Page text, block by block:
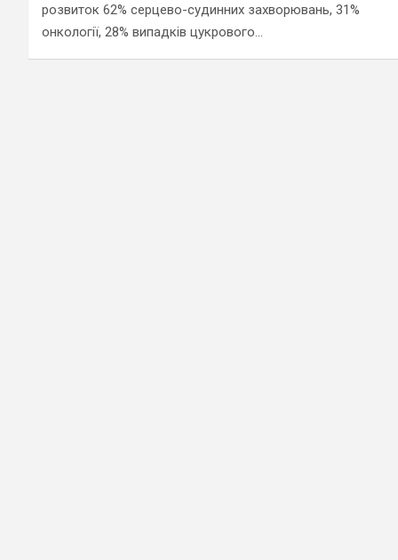
розвиток 62% серцево-судинних захворювань, 31%
онкології, 28% випадків цукрового…